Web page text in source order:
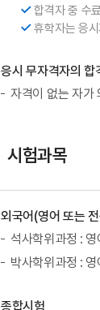
합격자 중 수
휴학자는 응
응시 무자격자의 합
자격이 없는 자가
시험과목
외국어(영어 또는
석사학위과정 :
박사학위과정 :
종합시험